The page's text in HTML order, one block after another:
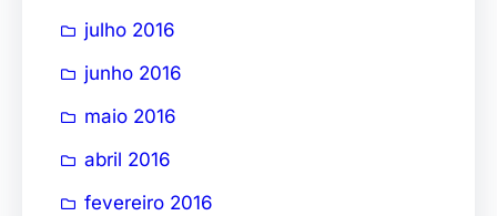
julho 2016
junho 2016
maio 2016
abril 2016
fevereiro 2016